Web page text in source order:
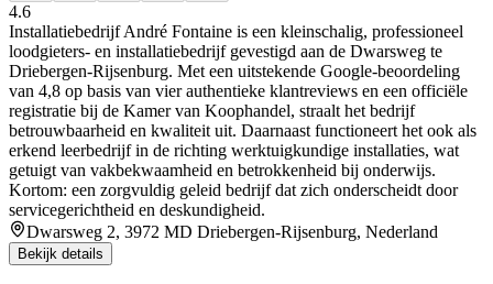
4.6
Installatiebedrijf André Fontaine is een kleinschalig, professioneel
loodgieters- en installatiebedrijf gevestigd aan de Dwarsweg te
Driebergen‑Rijsenburg. Met een uitstekende Google‑beoordeling
van 4,8 op basis van vier authentieke klantreviews en een officiële
registratie bij de Kamer van Koophandel, straalt het bedrijf
betrouwbaarheid en kwaliteit uit. Daarnaast functioneert het ook als
erkend leerbedrijf in de richting werktuigkundige installaties, wat
getuigt van vakbekwaamheid en betrokkenheid bij onderwijs.
Kortom: een zorgvuldig geleid bedrijf dat zich onderscheidt door
servicegerichtheid en deskundigheid.
Dwarsweg 2, 3972 MD Driebergen-Rijsenburg, Nederland
Bekijk details